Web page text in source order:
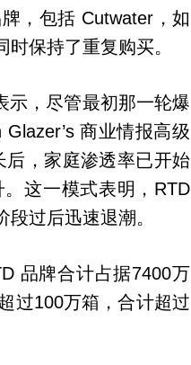
，包括 Cutwater，如
保持了重复购买。
示，尽管最初那一轮爆
商业情报高级
，家庭渗透率已开始
这一模式表明，RTD
过后迅速退潮。
品牌合计占据7400万
过100万箱，合计超过